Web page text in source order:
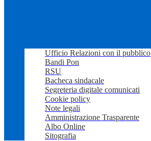
Ufficio Relazioni con il pubblico
Bandi Pon
RSU
Bacheca sindacale
Segreteria digitale comunicati
Cookie policy
Note legali
Amministrazione Trasparente
Albo Online
Sitografia